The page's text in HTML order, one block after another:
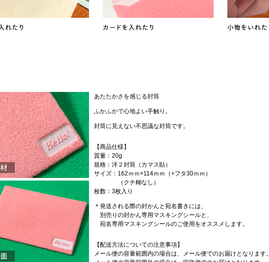
あたたかさを感じる封筒
ふかふかで心地よい手触り。
封筒に見えない不思議な封筒です。
【商品仕様】
質量：20g
規格：洋２封筒（カマス貼）
サイズ：162ｍｍ×114ｍｍ（+フタ30ｍｍ）
（クチ糊なし）
枚数：3枚入り
＊発送される際の封かんと宛名書きには、
別売りの封かん専用マスキングシールと、
宛名専用マスキングシールのご使用をオススメします。
【配送方法についての注意事項】
メール便の容量範囲内の場合は、メール便でのお届けとなります。